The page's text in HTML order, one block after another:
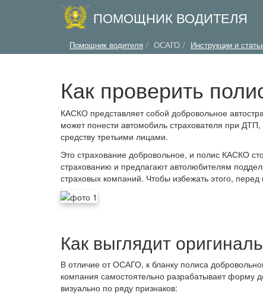
ПОМОЩНИК ВОДИТЕЛЯ
Помощник водителя ОСАГО Инструкции и
Как проверить
КАСКО представляет собой добровольное
может понести автомобиль страхователя при
средству третьими лицами.
Это страхование добровольное, и полис КАСКО
страхованию и предлагают автолюбителям
страховых компаний. Чтобы избежать этого,
Как выглядит
В отличие от ОСАГО, к бланку полиса
компания самостоятельно разрабатывает форму
визуально по ряду признаков: